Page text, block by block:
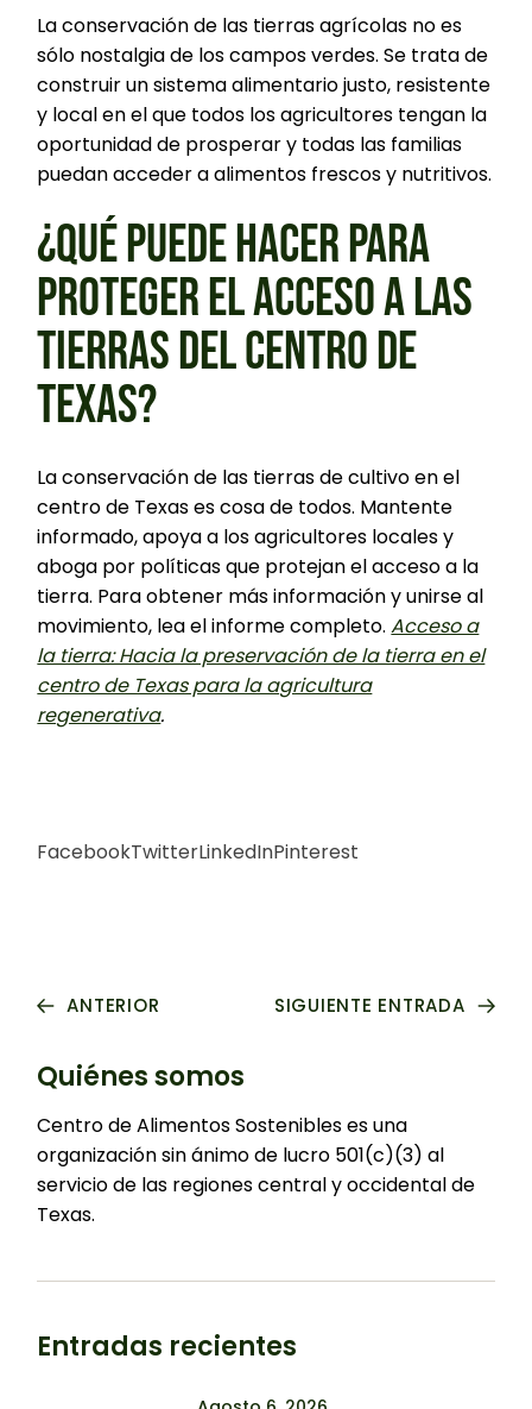
La conservación de las tierras agrícolas no es
sólo nostalgia de los campos verdes. Se trata de
construir un sistema alimentario justo, resistente
y local en el que todos los agricultores tengan la
oportunidad de prosperar y todas las familias
puedan acceder a alimentos frescos y nutritivos.
¿QUÉ PUEDE HACER PARA
PROTEGER EL ACCESO A LAS
TIERRAS DEL CENTRO DE
TEXAS?
La conservación de las tierras de cultivo en el
centro de Texas es cosa de todos. Mantente
informado, apoya a los agricultores locales y
aboga por políticas que protejan el acceso a la
tierra. Para obtener más información y unirse al
movimiento, lea el informe completo.Acceso a
la tierra: Hacia la preservación de la tierra en el
centro de Texas para la agricultura
regenerativa.
FacebookTwitterLinkedInPinterest
ANTERIOR SIGUIENTE ENTRADA
Quiénes somos
Centro de Alimentos Sostenibles es una
organización sin ánimo de lucro 501(c)(3) al
servicio de las regiones central y occidental de
Texas.
Entradas recientes